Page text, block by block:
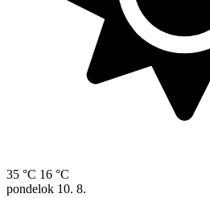
35 °C 16 °C
pondelok 10. 8.